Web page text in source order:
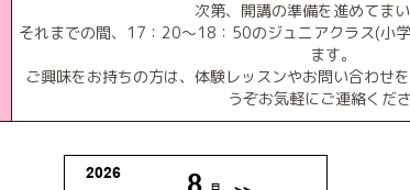
次第、開講の準備を進めてまい
それまでの間、17：20～18：50のジュニアクラス(小
ます。
ご興味をお持ちの方は、体験レッスンやお問い合わせ
うぞお気軽にご連絡くだ